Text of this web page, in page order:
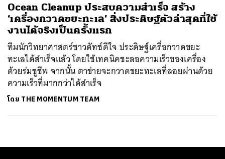
Ocean Cleanup ประสบความสำเร็จ สร้าง
‘เครื่องกวาดขยะทะเล’ สิ่งประดิษฐ์ตัวล่าสุดที่ใช้
งานได้จริงเป็นครั้งแรก
ทีมนักวิทยาศาสตร์ชาวดัทช์ดีใจ ประดิษฐ์เครื่อกวาดขยะ
ทะเลได้สำเร็จแล้ว โดยใช้เทคนิคชะลอความเร็วของเครื่อง
ด้วยร่มชูชีพ จากนั้น ตาข่ายจะกวาดขยะทะเลที่ลอยผ่านด้วย
ความเร็วที่มากกว่าได้สำเร็จ
โดย THE MOMENTUM TEAM